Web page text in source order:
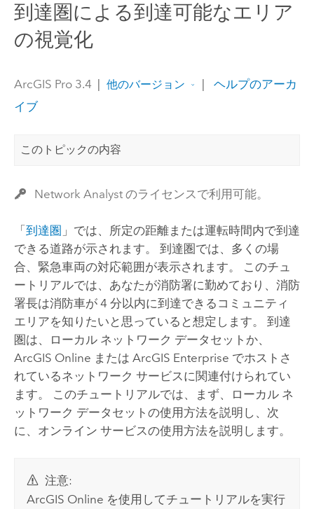
到達圏による到達可能なエリア
の視覚化
ArcGIS Pro 3.4 | 他のバージョン |
ヘルプのアーカ
イブ
このトピックの内容
Network Analyst のライセンスで利用可能。
「到達圏 」では、所定の距離または運転時間内で到達
できる道路が示されます。 到達圏では、多くの場
合、緊急車両の対応範囲が表示されます。 このチュ
ートリアルでは、あなたが消防署に勤めており、消防
署長は消防車が 4 分以内に到達できるコミュニティ
エリアを知りたいと思っていると想定します。 到達
圏は、ローカル ネットワーク データセットか、
ArcGIS Online または ArcGIS Enterprise でホストさ
れているネットワーク サービスに関連付けられてい
ます。 このチュートリアルでは、まず、ローカル ネ
ットワーク データセットの使用方法を説明し、次
に、オンライン サービスの使用方法を説明します。
注意:
ArcGIS Online を使用してチュートリアルを実行